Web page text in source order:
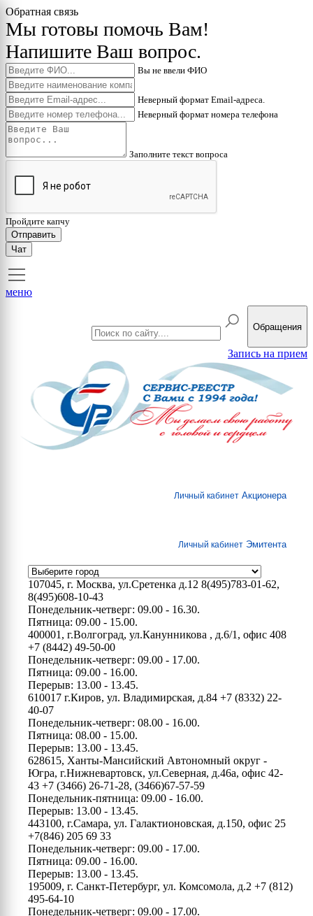
Обратная связь
Мы готовы помочь Вам!
Напишите Ваш вопрос.
Вы не ввели ФИО
Неверный формат Email-адреса.
Неверный формат номера телефона
Заполните текст вопроса
Пройдите капчу
Отправить
Чат
меню
Обращения
Запись на прием
Личный кабинет Акционера
Личный кабинет Эмитента
107045, г. Москва, ул.Сретенка д.12 8(495)783-01-62,
8(495)608-10-43
Понедельник-четверг: 09.00 - 16.30.
Пятница: 09.00 - 15.00.
400001, г.Волгоград, ул.Канунникова , д.6/1, офис 408
+7 (8442) 49-50-00
Понедельник-четверг: 09.00 - 17.00.
Пятница: 09.00 - 16.00.
Перерыв: 13.00 - 13.45.
610017 г.Киров, ул. Владимирская, д.84 +7 (8332) 22-
40-07
Понедельник-четверг: 08.00 - 16.00.
Пятница: 08.00 - 15.00.
Перерыв: 13.00 - 13.45.
628615, Ханты-Мансийский Автономный округ -
Югра, г.Нижневартовск, ул.Северная, д.46а, офис 42-
43 +7 (3466) 26-71-28, (3466)67-57-59
Понедельник-пятница: 09.00 - 16.00.
Перерыв: 13.00 - 13.45.
443100, г.Самара, ул. Галактионовская, д.150, офис 25
+7(846) 205 69 33
Понедельник-четверг: 09.00 - 17.00.
Пятница: 09.00 - 16.00.
Перерыв: 13.00 - 13.45.
195009, г. Санкт-Петербург, ул. Комсомола, д.2 +7 (812)
495-64-10
Понедельник-четверг: 09.00 - 17.00.